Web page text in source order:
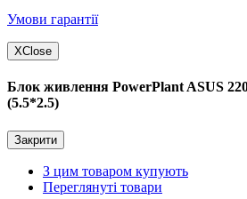
Умови гарантії
XClose
Блок живлення PowerPlant ASUS
(5.5*2.5)
Закрити
З цим товаром купують
Переглянуті товари